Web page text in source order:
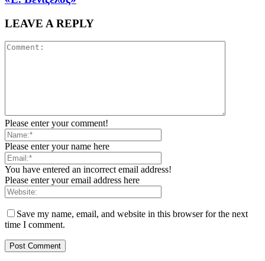
LEAVE A REPLY
Please enter your comment!
Please enter your name here
You have entered an incorrect email address!
Please enter your email address here
Save my name, email, and website in this browser for the next
time I comment.